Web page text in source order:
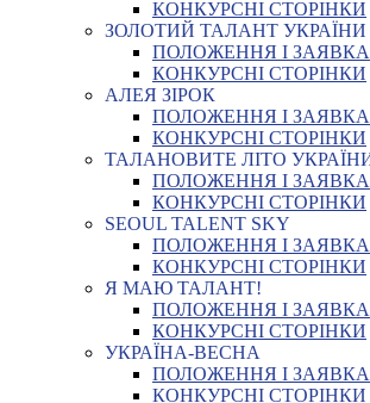
КОНКУРСНІ СТОРІНКИ
ЗОЛОТИЙ ТАЛАНТ УКРАЇНИ
ПОЛОЖЕННЯ І ЗАЯВКА
КОНКУРСНІ СТОРІНКИ
АЛЕЯ ЗІРОК
ПОЛОЖЕННЯ І ЗАЯВКА
КОНКУРСНІ СТОРІНКИ
ТАЛАНОВИТЕ ЛІТО
ПОЛОЖЕННЯ І ЗАЯВКА
КОНКУРСНІ СТОРІНКИ
SEOUL TALENT SKY
ПОЛОЖЕННЯ І ЗАЯВКА
КОНКУРСНІ СТОРІНКИ
Я МАЮ ТАЛАНТ!
ПОЛОЖЕННЯ І ЗАЯВКА
КОНКУРСНІ СТОРІНКИ
УКРАЇНА-ВЕСНА
ПОЛОЖЕННЯ І ЗАЯВКА
КОНКУРСНІ СТОРІНКИ